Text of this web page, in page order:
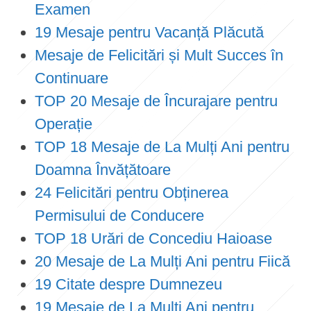
Examen
19 Mesaje pentru Vacanță Plăcută
Mesaje de Felicitări și Mult Succes în
Continuare
TOP 20 Mesaje de Încurajare pentru
Operație
TOP 18 Mesaje de La Mulți Ani pentru
Doamna Învățătoare
24 Felicitări pentru Obținerea
Permisului de Conducere
TOP 18 Urări de Concediu Haioase
20 Mesaje de La Mulți Ani pentru Fiică
19 Citate despre Dumnezeu
19 Mesaje de La Mulți Ani pentru